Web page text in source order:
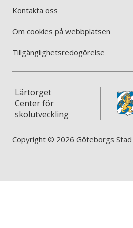
Kontakta oss
Om cookies på webbplatsen
Tillgänglighetsredogörelse
Lärtorget
Center för
skolutveckling
Copyright © 2026 Göteborgs Stad